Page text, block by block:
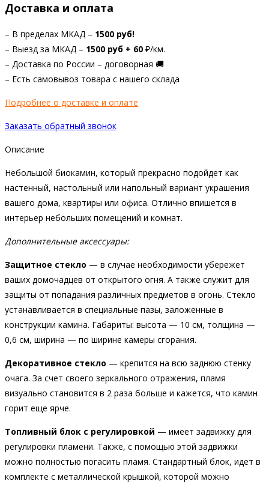
Доставка и оплата
– В пределах МКАД – 1500 руб!
– Выезд за МКАД – 1500 руб + 60 ₽/км.
– Доставка по России – договорная 🚚
– Есть самовывоз товара с нашего склада
Подробнее о доставке и оплате
Заказать обратный звонок
Описание
Небольшой биокамин, который прекрасно подойдет как
настенный, настольный или напольный вариант украшения
вашего дома, квартиры или офиса. Отлично впишется в
интерьер небольших помещений и комнат.
Дополнительные аксессуары:
Защитное стекло — в случае необходимости убережет
ваших домочадцев от открытого огня. А также служит для
защиты от попадания различных предметов в огонь. Стекло
устанавливается в специальные пазы, заложенные в
конструкции камина. Габариты: высота — 10 см, толщина —
0,6 см, ширина — по ширине камеры сгорания.
Декоративное стекло — крепится на всю заднюю стенку
очага. За счет своего зеркального отражения, пламя
визуально становится в 2 раза больше и кажется, что камин
горит еще ярче.
Топливный блок с регулировкой — имеет задвижку для
регулировки пламени. Также, с помощью этой задвижки
можно полностью погасить пламя. Стандартный блок, идет в
комплекте с металлической крышкой, которой можно